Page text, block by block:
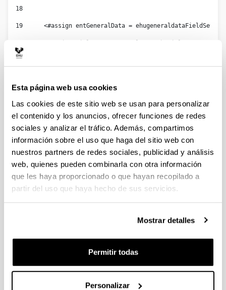
Esta página web usa cookies
Las cookies de este sitio web se usan para personalizar
el contenido y los anuncios, ofrecer funciones de redes
sociales y analizar el tráfico. Además, compartimos
información sobre el uso que haga del sitio web con
nuestros partners de redes sociales, publicidad y análisis
web, quienes pueden combinarla con otra información
que les haya proporcionado o que hayan recopilado a
partir del uso que haya hecho de sus servicios.
Mostrar detalles
Permitir todas
Personalizar
18
19
	<#assign entGeneralData = ehugeneraldataFieldSet >
21
24
<p class="portlet-msg-
25
		</#if>
27
		<div>
28
<#-- Cambio para que el nombre
			-->
33
			<small>
				<#-- ESTADO, SITUACION-->